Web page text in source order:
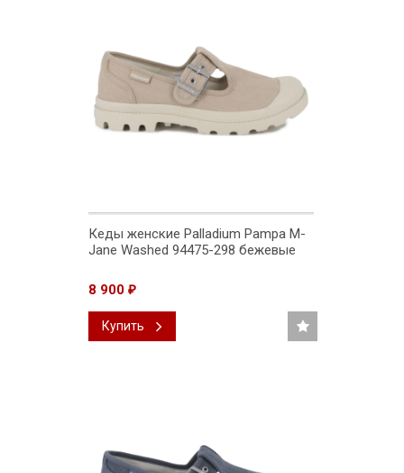
Кеды женские Palladium Pampa M-
Jane Washed 94475-298 бежевые
8 900 ₽
Купить